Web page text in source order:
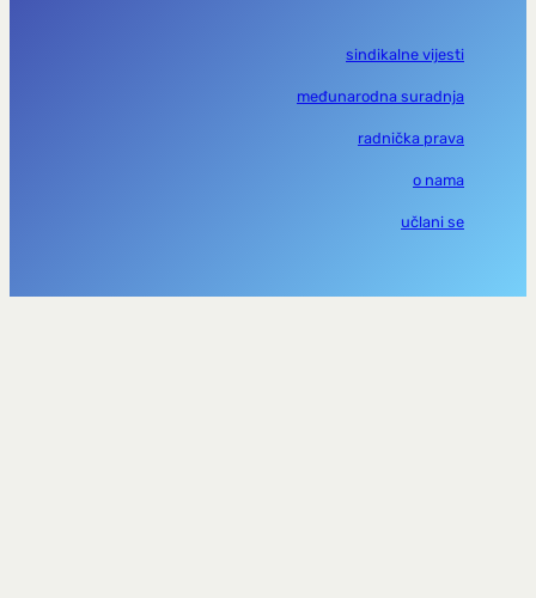
sindikalne vijesti
međunarodna suradnja
radnička prava
o nama
učlani se